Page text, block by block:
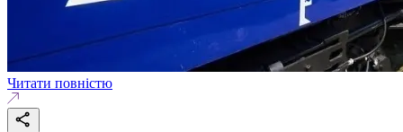
Читати повністю